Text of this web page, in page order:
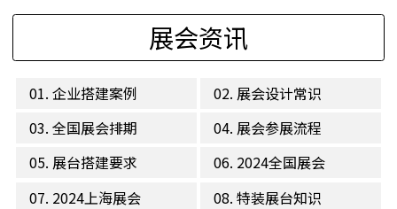
展会资讯
01. 企业搭建案例
02. 展会设计常识
03. 全国展会排期
04. 展会参展流程
05. 展台搭建要求
06. 2024全国展会
07. 2024上海展会
08. 特装展台知识